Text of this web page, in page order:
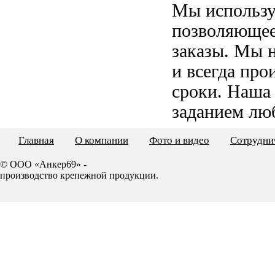
Мы
заказы. Мы
и всегда
сроки. Наша
заданием
Главная О компании Фото и видео
© ООО «Анкер69» -
производство крепежной продукции.